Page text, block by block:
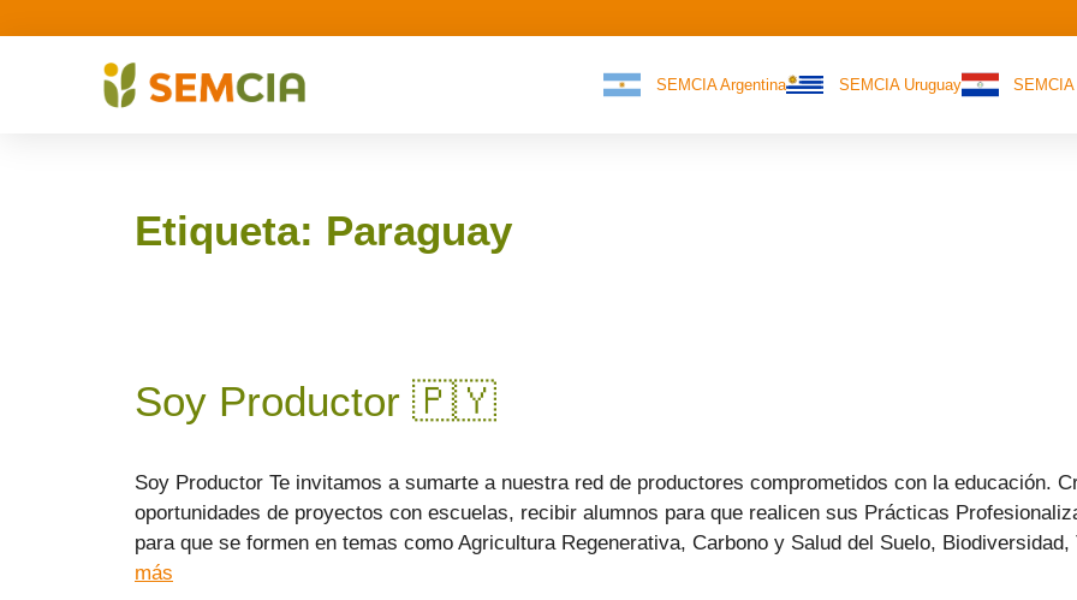
SEMCIA Argentina SEMCIA Uruguay
Etiqueta: Paraguay
Soy Productor 🇵🇾​
Soy Productor Te invitamos a sumarte a nuestra red de productores comprometidos con la educación.
oportunidades de proyectos con escuelas, recibir alumnos para que realicen sus Prácticas
para que se formen en temas como Agricultura Regenerativa, Carbono y Salud del Suelo,
más